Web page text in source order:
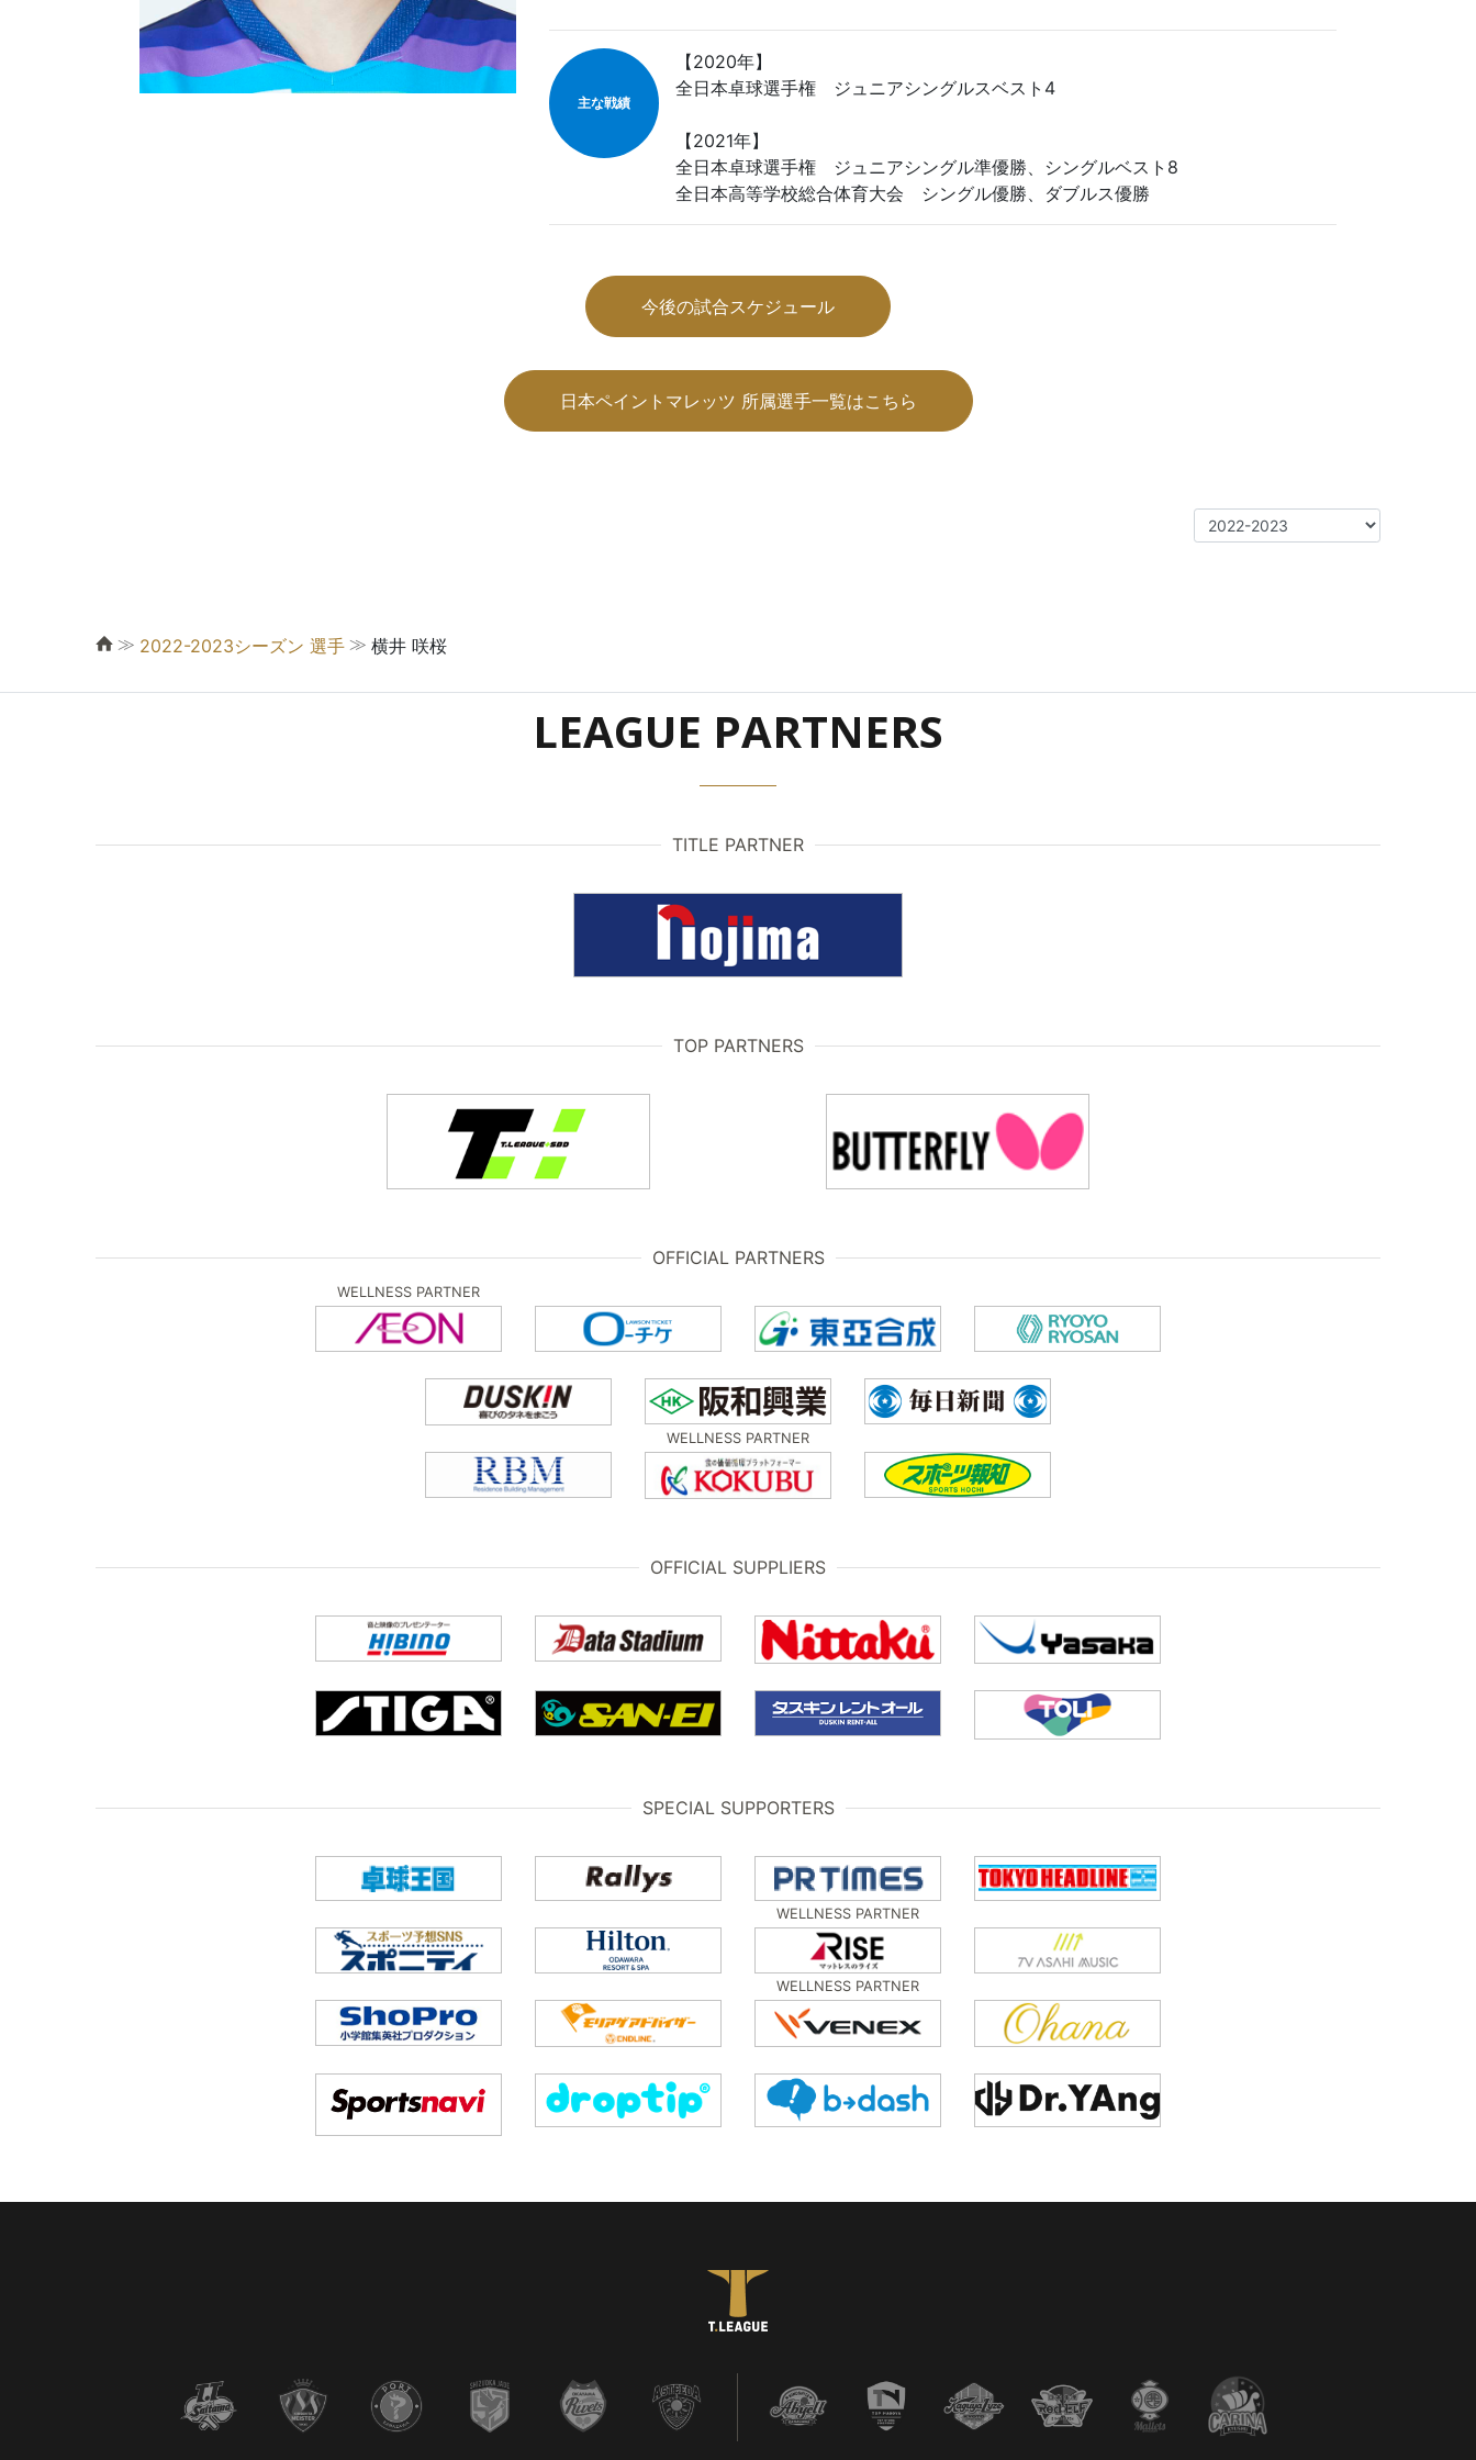
主な戦績
【2020年】
全日本卓球選手権 ジュニアシングルスベスト4
【2021年】
全日本卓球選手権 ジュニアシングル準優勝、シングルベスト8
全日本高等学校総合体育大会 シングル優勝、ダブルス優勝
今後の試合スケジュール
日本ペイントマレッツ 所属選手一覧はこちら
≫ 2022-2023シーズン 選手 ≫ 横井 咲桜
LEAGUE PARTNERS
TITLE PARTNER
TOP PARTNERS
OFFICIAL PARTNERS
WELLNESS PARTNER
WELLNESS PARTNER
OFFICIAL SUPPLIERS
SPECIAL SUPPORTERS
WELLNESS PARTNER
WELLNESS PARTNER